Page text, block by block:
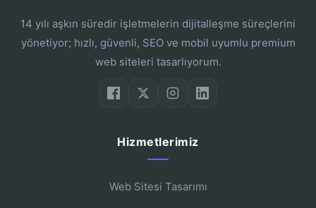
14 yılı aşkın süredir işletmelerin dijitalleşme süreçlerini
yönetiyor; hızlı, güvenli, SEO ve mobil uyumlu premium
web siteleri tasarlıyorum.
Hizmetlerimiz
Web Sitesi Tasarımı